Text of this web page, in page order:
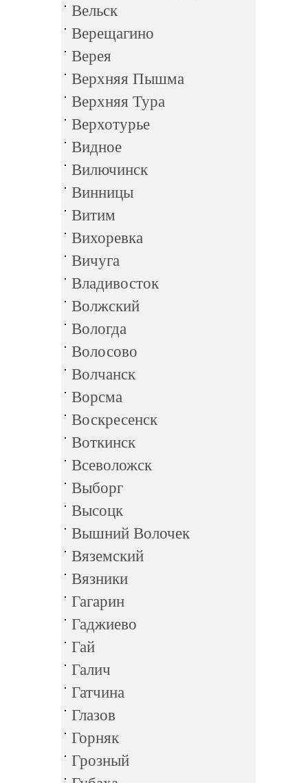
Вельск
Верещагино
Верея
Верхняя Пышма
Верхняя Тура
Верхотурье
Видное
Вилючинск
Винницы
Витим
Вихоревка
Вичуга
Владивосток
Волжский
Вологда
Волосово
Волчанск
Ворсма
Воскресенск
Воткинск
Всеволожск
Выборг
Высоцк
Вышний Волочек
Вяземский
Вязники
Гагарин
Гаджиево
Гай
Галич
Гатчина
Глазов
Горняк
Грозный